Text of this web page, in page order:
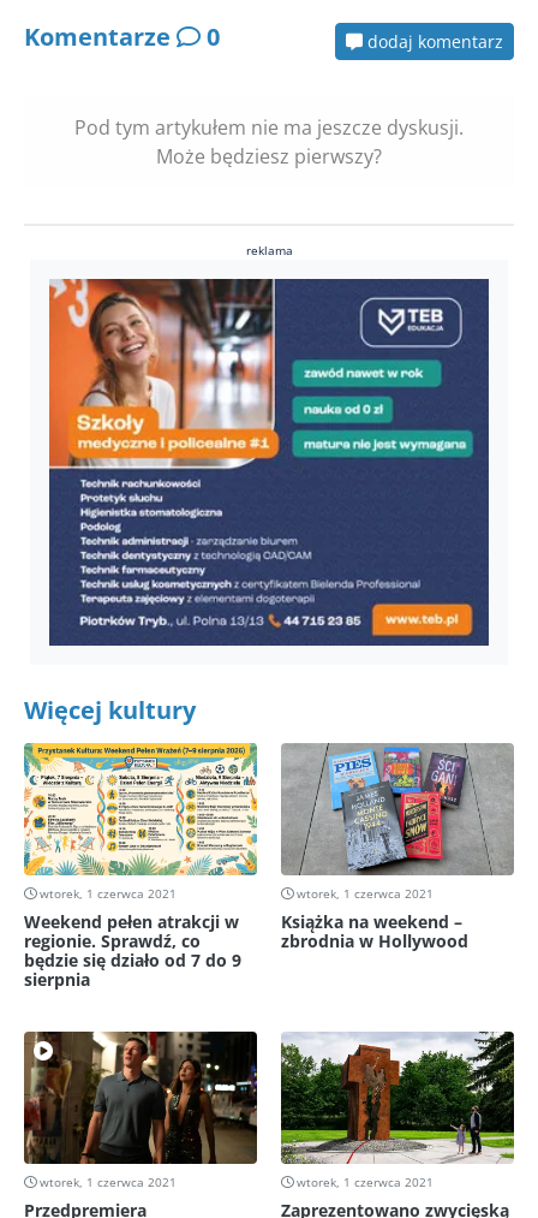
Komentarze 0 dodaj komentarz
Pod tym artykułem nie ma jeszcze dyskusji.
Może będziesz pierwszy?
reklama
Więcej kultury
wtorek, 1 czerwca 2021
Weekend pełen atrakcji w
regionie. Sprawdź, co
będzie się działo od 7 do 9
sierpnia
wtorek, 1 czerwca 2021
Książka na weekend –
zbrodnia w Hollywood
wtorek, 1 czerwca 2021
Przedpremiera
wtorek, 1 czerwca 2021
Zaprezentowano zwycięską